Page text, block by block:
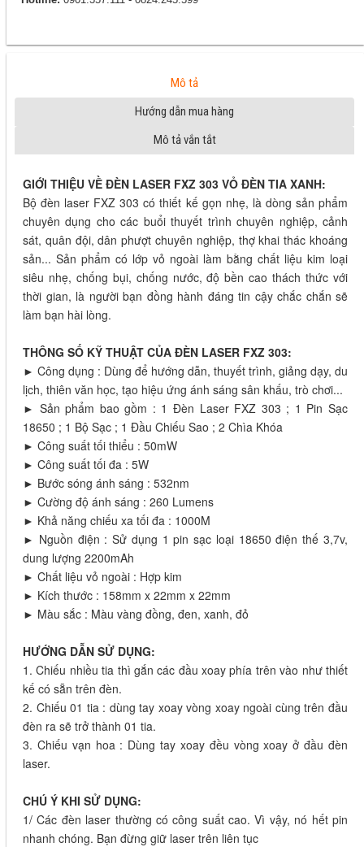
Mô tả
Hướng dẫn mua hàng
Mô tả vắn tắt
GIỚI THIỆU VỀ ĐÈN LASER FXZ 303 VỎ ĐÈN TIA XANH:
Bộ đèn laser FXZ 303 có thiết kế gọn nhẹ, là dòng sản phẩm
chuyên dụng cho các buổi thuyết trình chuyên nghiệp, cảnh
sát, quân đội, dân phượt chuyên nghiệp, thợ khai thác khoáng
sản... Sản phẩm có lớp vỏ ngoài làm bằng chất liệu kim loại
siêu nhẹ, chống bụi, chống nước, độ bền cao thách thức với
thời gian, là người bạn đồng hành đáng tin cậy chắc chắn sẽ
làm bạn hài lòng.
THÔNG SỐ KỸ THUẬT CỦA ĐÈN LASER FXZ 303:
► Công dụng : Dùng để hướng dẫn, thuyết trình, giảng dạy, du
lịch, thiên văn học, tạo hiệu ứng ánh sáng sân khấu, trò chơi...
► Sản phẩm bao gồm : 1 Đèn Laser FXZ 303 ; 1 Pin Sạc
18650 ; 1 Bộ Sạc ; 1 Đầu Chiếu Sao ; 2 Chìa Khóa
► Công suất tối thiểu : 50mW
► Công suất tối đa : 5W
► Bước sóng ánh sáng : 532nm
► Cường độ ánh sáng : 260 Lumens
► Khả năng chiếu xa tối đa : 1000M
► Nguồn điện : Sử dụng 1 pin sạc loại 18650 điện thế 3,7v,
dung lượng 2200mAh
► Chất liệu vỏ ngoài : Hợp kim
► Kích thước : 158mm x 22mm x 22mm
► Màu sắc : Màu vàng đồng, đen, xanh, đỏ
HƯỚNG DẪN SỬ DỤNG:
1. Chiếu nhiều tia thì gắn các đầu xoay phía trên vào như thiết
kế có sẵn trên đèn.
2. Chiếu 01 tia : dùng tay xoay vòng xoay ngoài cùng trên đầu
đèn ra sẽ trở thành 01 tia.
3. Chiếu vạn hoa : Dùng tay xoay đều vòng xoay ở đầu đèn
laser.
CHÚ Ý KHI SỬ DỤNG:
1/ Các đèn laser thường có công suất cao. Vì vậy, nó hết pin
nhanh chóng. Bạn đừng giữ laser trên liên tục